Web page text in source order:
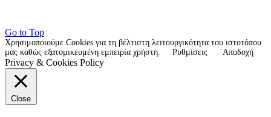
Go to Top
Χρησιμοποιούμε Cookies για τη βέλτιστη λειτουργικότητα του ιστοτόπου
μας καθώς εξατομικευμένη εμπειρία χρήστη.
Ρυθμίσεις Αποδοχή
Privacy & Cookies Policy
Close